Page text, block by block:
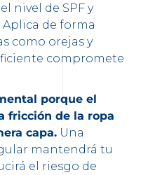
nivel de SPF y
de forma
como orejas y
compromete
porque el
fricción de la ropa
capa. Una
mantendrá tu
el riesgo de